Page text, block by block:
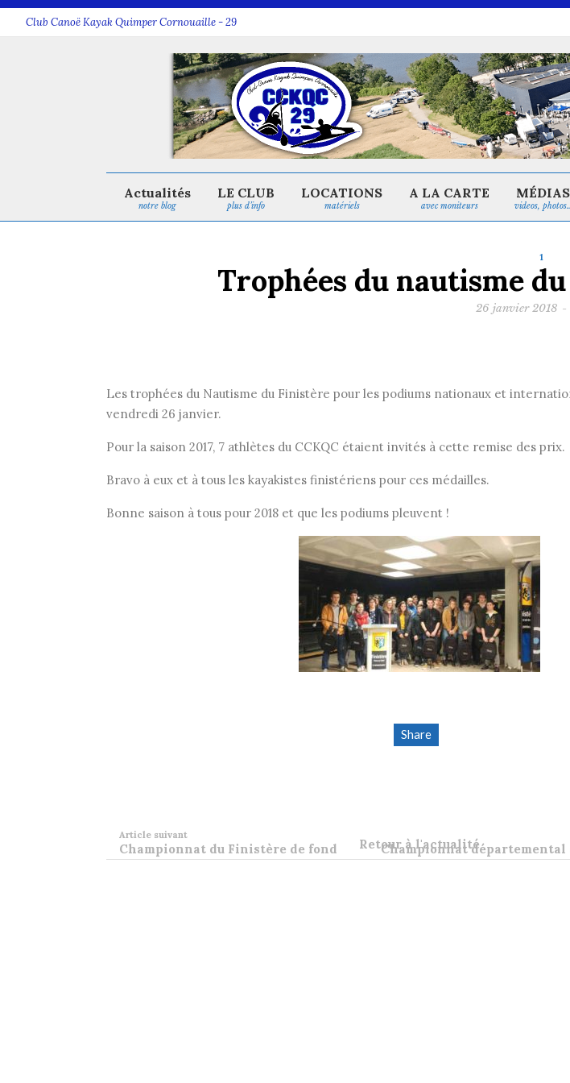
Club Canoë Kayak Quimper Cornouaille - 29
notre blog
Actualités
plus d’info
LE CLUB
matériels
LOCATIONS
avec moniteurs
A LA CARTE
videos,
MÉDIAS
1
Trophées du nautisme
26 janvier 2018 -
Les trophées du Nautisme du Finistère pour les podiums nationaux et
vendredi 26 janvier.
Pour la saison 2017, 7 athlètes du CCKQC étaient invités à cette remise des prix.
Bravo à eux et à tous les kayakistes finistériens pour ces médailles.
Bonne saison à tous pour 2018 et que les podiums pleuvent !
Share
Article suivant
Championnat du Finistère de fond Championnat départemental
Retour à l'actualité